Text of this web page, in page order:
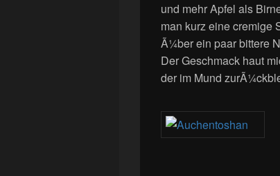
und mehr Apfel als
man kurz eine cremige
Ã¼ber ein paar bittere
Der Geschmack haut
der im Mund